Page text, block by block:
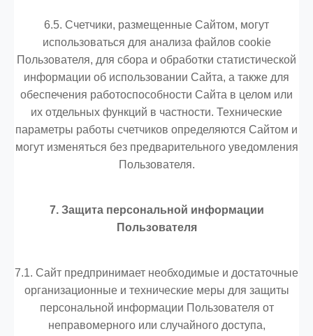
6.5. Счетчики, размещенные Сайтом, могут
использоваться для анализа файлов cookie
Пользователя, для сбора и обработки статистической
информации об использовании Сайта, а также для
обеспечения работоспособности Сайта в целом или
их отдельных функций в частности. Технические
параметры работы счетчиков определяются Сайтом и
могут изменяться без предварительного уведомления
Пользователя.
7. Защита персональной информации
Пользователя
7.1. Сайт предпринимает необходимые и достаточные
организационные и технические меры для защиты
персональной информации Пользователя от
неправомерного или случайного доступа,